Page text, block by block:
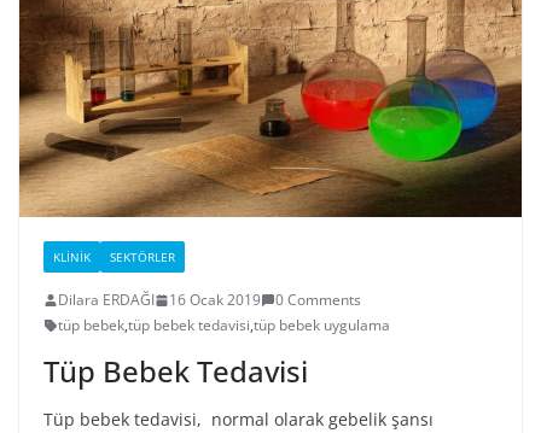
KLINIK SEKTÖRLER
Dilara ERDAĞI 16 Ocak 2019
0 Comments
tüp bebek,tüp bebek tedavisi,tüp bebek uygulama
Tüp Bebek Tedavisi
Tüp bebek tedavisi, normal olarak gebelik şansı